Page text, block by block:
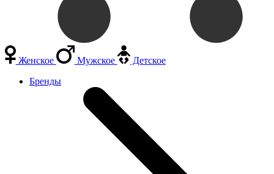
Женское Мужское
Детское
Бренды